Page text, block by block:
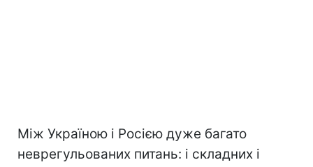
Між Україною і Росією дуже багато
неврегульованих питань: і складних і